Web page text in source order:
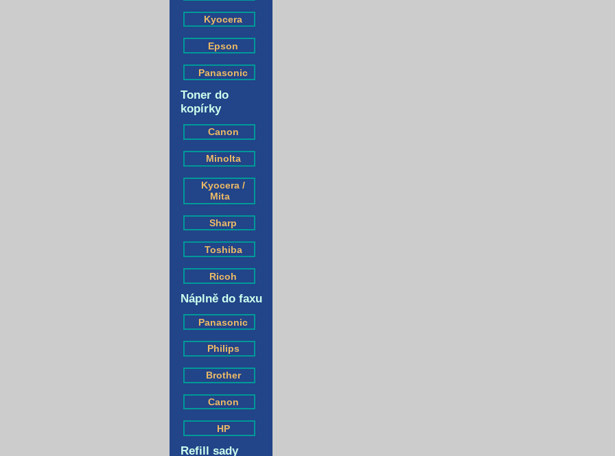
Kyocera
Epson
Panasonic
Toner do
kopírky
Canon
Minolta
Kyocera /
Mita
Sharp
Toshiba
Ricoh
Náplně do faxu
Panasonic
Philips
Brother
Canon
HP
Refill sady